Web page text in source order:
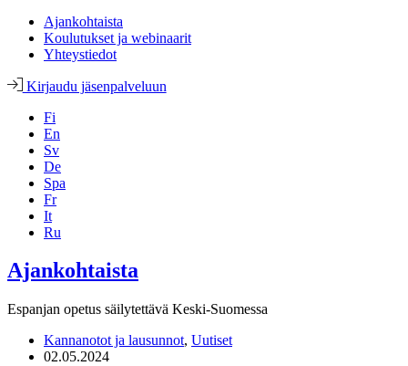
Ajankohtaista
Koulutukset ja webinaarit
Yhteystiedot
Kirjaudu jäsenpalveluun
Fi
En
Sv
De
Spa
Fr
It
Ru
Ajankohtaista
Espanjan opetus säilytettävä Keski-Suomessa
Kannanotot ja lausunnot, Uutiset
02.05.2024